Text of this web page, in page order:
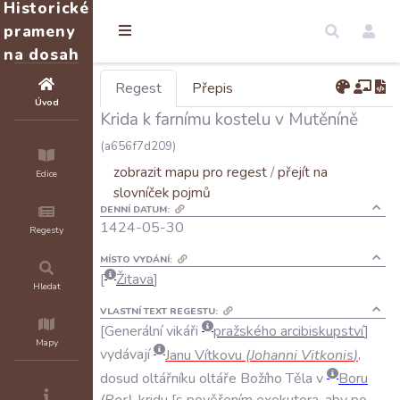
Historické
prameny
na dosah
Úvod
Edice
Regesty
Hledat
Mapy
Regest Přepis
Krida k farnímu kostelu v Mutěníně
(a656f7d209)
zobrazit mapu pro regest/přejít na
slovníček pojmů
DENNÍ DATUM:
1424-05-30
MÍSTO VYDÁNÍ:
Žitava
VLASTNÍ TEXT REGESTU:
Generálnívikáři pražského arcibiskupství
vydávají
Janu Vítkovu (Johanni Vitkonis),
dosud oltářníku oltáře Božího Těla v
Boru